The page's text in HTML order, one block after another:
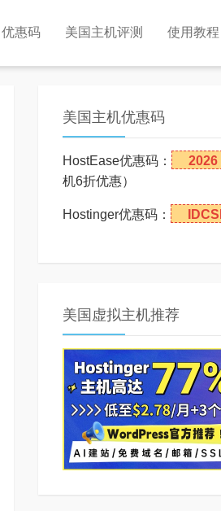
优惠码 美国主机评测 使用教程
美国主机优惠码
HostEase优惠码： 2026
机6折优惠）
Hostinger优惠码：
美国虚拟主机推荐